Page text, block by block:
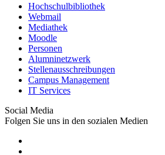
Hochschulbibliothek
Webmail
Mediathek
Moodle
Personen
Alumninetzwerk
Stellenausschreibungen
Campus Management
IT Services
Social Media
Folgen Sie uns in den sozialen Medien